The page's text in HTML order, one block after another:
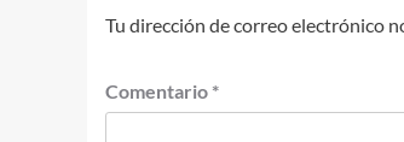
Tu dirección de correo electrónico
Comentario *